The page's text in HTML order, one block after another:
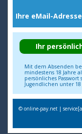
Ihre eMail-
Mit dem Absenden
mindestens 18 Jahre
persönliches
Jugendlichen unter
© online-pay.net |